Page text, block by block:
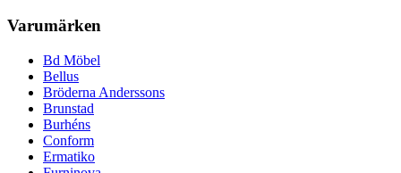
Varumärken
Bd Möbel
Bellus
Bröderna Anderssons
Brunstad
Burhéns
Conform
Ermatiko